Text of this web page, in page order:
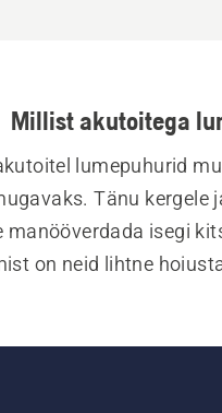
Millist akutoitega
lumepuhurid
Tänu kergele
manööverdada isegi
on neid lihtne